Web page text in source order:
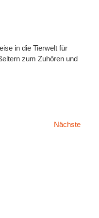
in die Tierwelt für
zum Zuhören und
Nächste